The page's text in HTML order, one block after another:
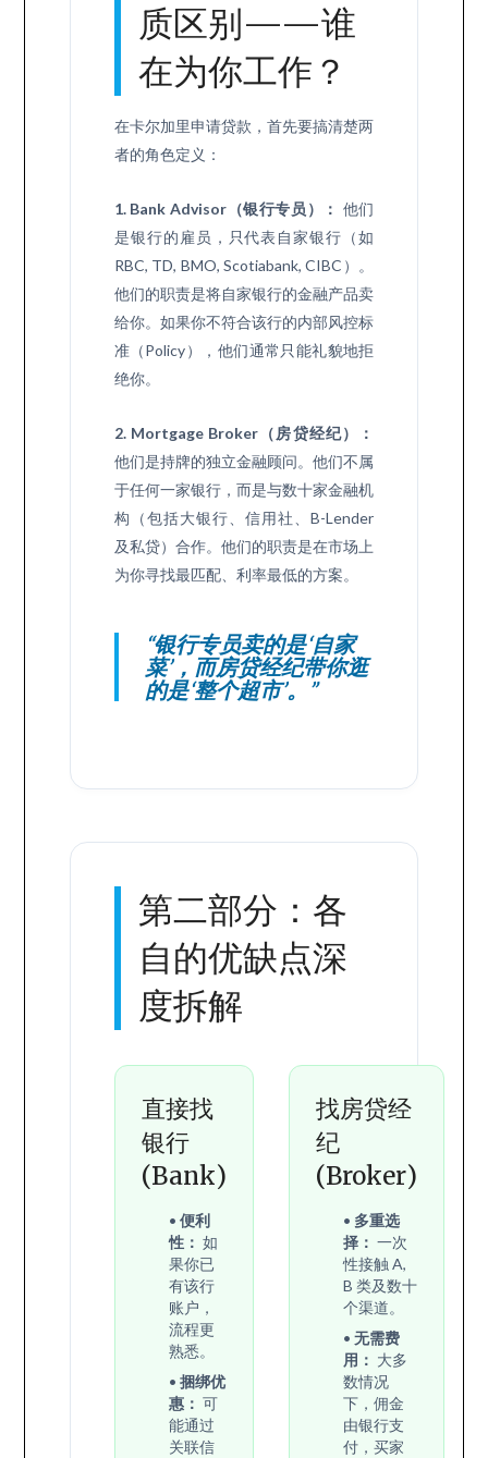
质区别——谁
在为你工作？
在卡尔加里申请贷款，首先要搞清楚两
者的角色定义：
1. Bank Advisor（银行专员）： 他们
是银行的雇员，只代表自家银行（如
RBC, TD, BMO, Scotiabank, CIBC）。
他们的职责是将自家银行的金融产品卖
给你。如果你不符合该行的内部风控标
准（Policy），他们通常只能礼貌地拒
绝你。
2. Mortgage Broker（房贷经纪）：
他们是持牌的独立金融顾问。他们不属
于任何一家银行，而是与数十家金融机
构（包括大银行、信用社、B-Lender
及私贷）合作。他们的职责是在市场上
为你寻找最匹配、利率最低的方案。
“银行专员卖的是‘自家
菜’，而房贷经纪带你逛
的是‘整个超市’。”
第二部分：各
自的优缺点深
度拆解
直接找
银行
(Bank)
• 便利
性： 如
果你已
有该行
账户，
流程更
熟悉。
• 捆绑优
惠： 可
能通过
关联信
找房贷经
纪
(Broker)
• 多重选
择： 一次
性接触 A,
B 类及数十
个渠道。
• 无需费
用： 大多
数情况
下，佣金
由银行支
付，买家